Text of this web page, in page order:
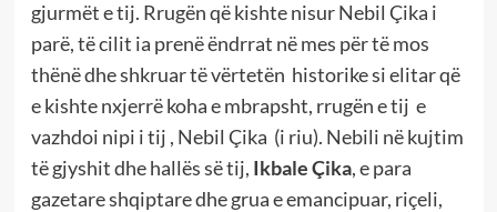
gjurmët e tij. Rrugën që kishte nisur Nebil Çika i
parë, të cilit ia prenë ëndrrat në mes për të mos
thënë dhe shkruar të vërtetën historike si elitar që
e kishte nxjerrë koha e mbrapsht, rrugën e tij e
vazhdoi nipi i tij , Nebil Çika (i riu). Nebili në kujtim
të gjyshit dhe hallës së tij, Ikbale Çika, e para
gazetare shqiptare dhe grua e emancipuar, riçeli,